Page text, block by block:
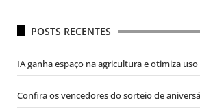
POSTS RECENTES
IA ganha espaço na agricultura e otimiza
Confira os vencedores do sorteio de